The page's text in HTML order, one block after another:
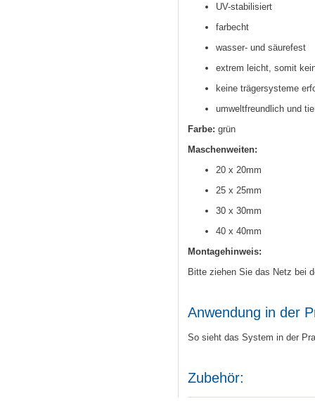
UV-stabilisiert
farbecht
wasser- und säurefest
extrem leicht, somit
keine trägersysteme
umweltfreundlich und
Farbe: grün
Maschenweiten:
20 x 20mm
25 x 25mm
30 x 30mm
40 x 40mm
Montagehinweis:
Bitte ziehen Sie das Netz bei
Anwendung in der
So sieht das System in der
Zubehör: